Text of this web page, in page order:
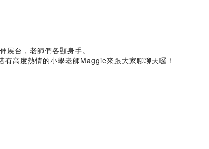
台，老師們各顯身手。
高度熱情的小學老師Maggie來跟大家聊聊天囉！